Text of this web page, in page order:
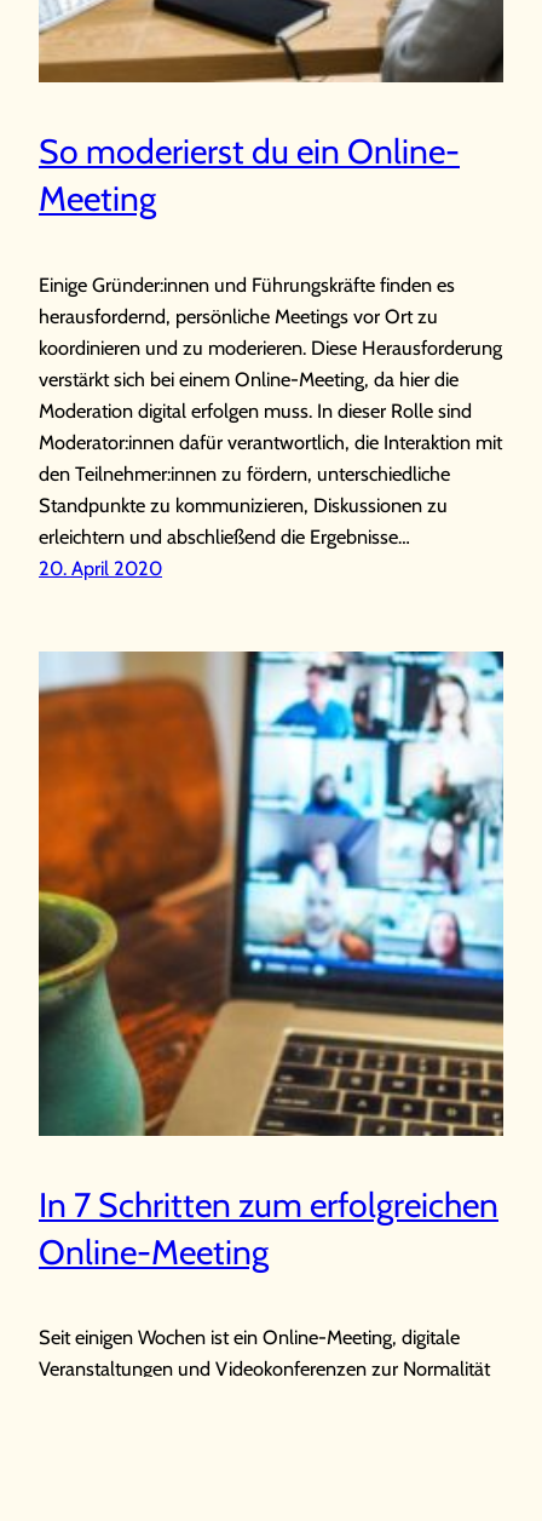
So moderierst du ein Online-
Meeting
Einige Gründer:innen und Führungskräfte finden es
herausfordernd, persönliche Meetings vor Ort zu
koordinieren und zu moderieren. Diese Herausforderung
verstärkt sich bei einem Online-Meeting, da hier die
Moderation digital erfolgen muss. In dieser Rolle sind
Moderator:innen dafür verantwortlich, die Interaktion mit
den Teilnehmer:innen zu fördern, unterschiedliche
Standpunkte zu kommunizieren, Diskussionen zu
erleichtern und abschließend die Ergebnisse…
20. April 2020
In 7 Schritten zum erfolgreichen
Online-Meeting
Seit einigen Wochen ist ein Online-Meeting, digitale
Veranstaltungen und Videokonferenzen zur Normalität